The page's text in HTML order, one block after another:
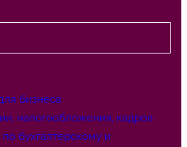
бизнеса
налогообложения, кадров
бухгалтерскому и